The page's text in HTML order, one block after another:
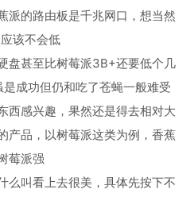
派的路由板是千兆网口，想当然
该不会低
盘甚至比树莓派3B+还要低个几
成功但仍和吃了苍蝇一般难受
西感兴趣，果然还是得去相对大
产品，以树莓派这类为例，香蕉
莓派强
么叫看上去很美，具体先按下不